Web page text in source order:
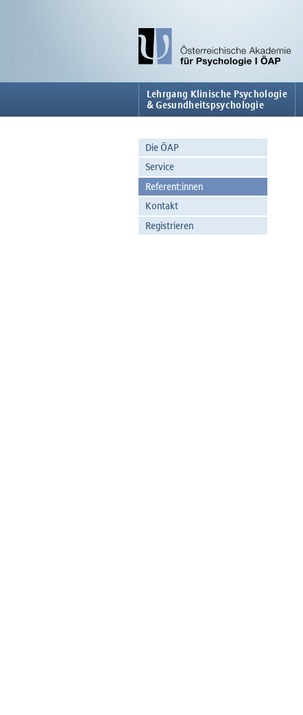
Lehrgang Klinische Psychologie
& Gesundheitspsychologie
Die ÖAP
Service
Referent:innen
Kontakt
Registrieren